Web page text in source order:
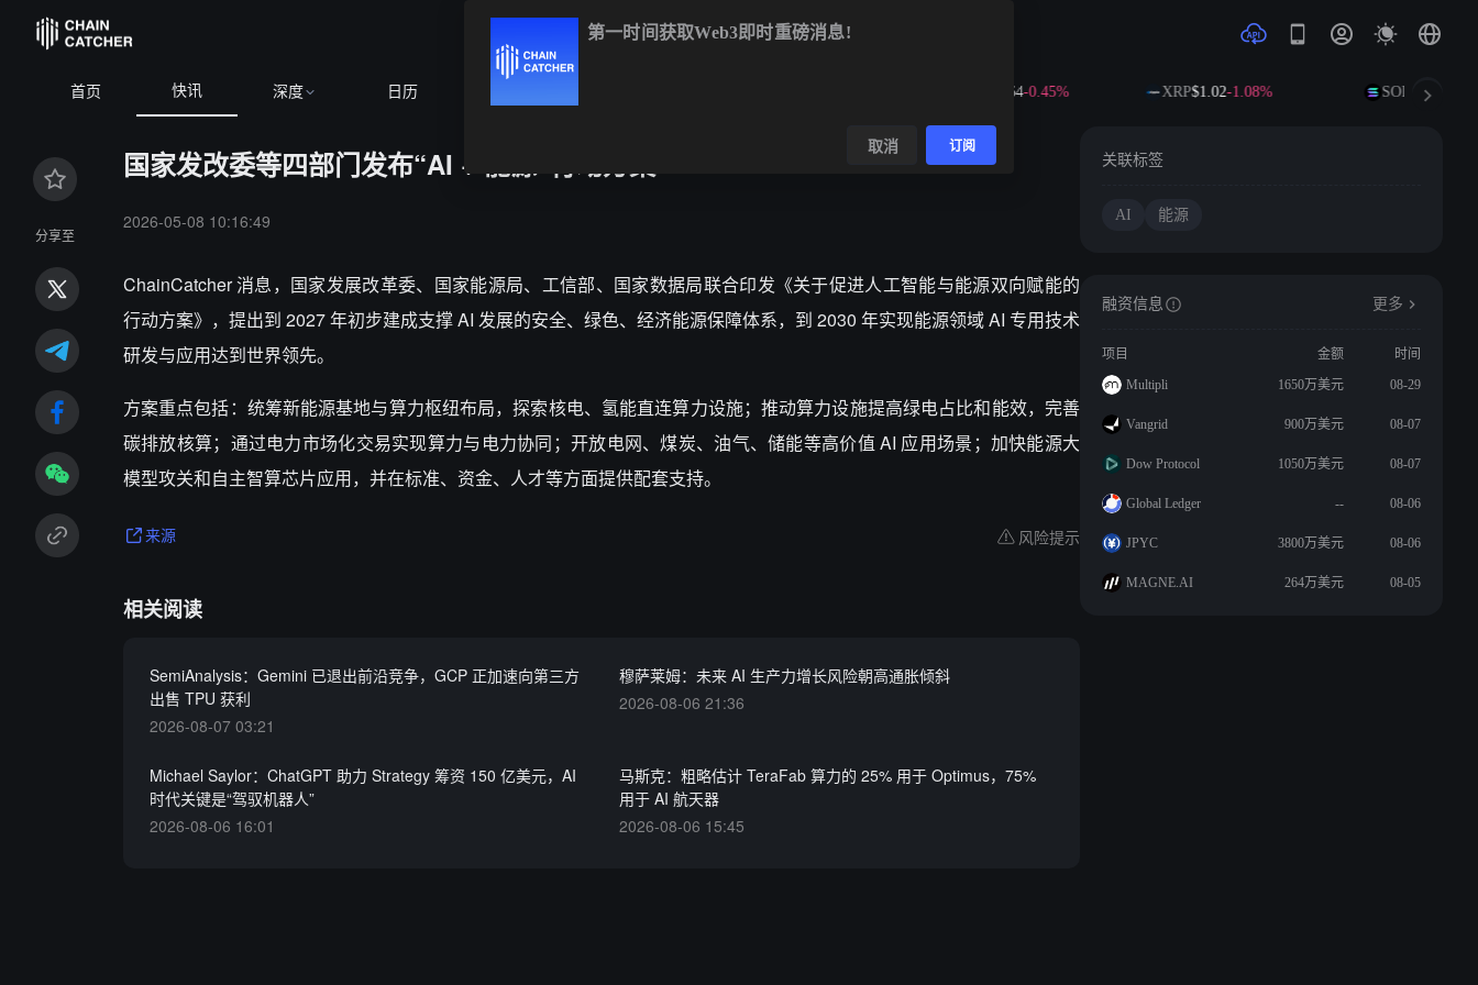
首页 快讯 深度 日历 $590.64-0.45% XRP$1.02-1.08% SOL$73.81
分享至
国家发改委等四部门发布“AI + 能源”行动方案
2026-05-08 10:16:49
ChainCatcher 消息，国家发展改革委、国家能源局、工信部、国家数据局联合印发《关于促进人工智能与能源双向赋能的
行动方案》，提出到 2027年初步建成支撑AI 发展的安全、绿色、经济能源保障体系，到 2030 年实现能源领域AI 专用技术
研发与应用达到世界领先。
方案重点包括：统筹新能源基地与算力枢纽布局，探索核电、氢能直连算力设施；推动算力设施提高绿电占比和能效，完善
碳排放核算；通过电力市场化交易实现算力与电力协同；开放电网、煤炭、油气、储能等高价值AI 应用场景；加快能源大
模型攻关和自主智算芯片应用，并在标准、资金、人才等方面提供配套支持。
来源 风险提示
相关阅读
SemiAnalysis：Gemini 已退出前沿竞争，GCP 正加速向第三方
出售 TPU 获利
2026-08-07 03:21
穆萨莱姆：未来 AI 生产力增长风险朝高通胀倾斜
2026-08-06 21:36
Michael Saylor：ChatGPT 助力 Strategy 筹资 150 亿美元，AI
时代关键是“驾驭机器人”
2026-08-06 16:01
马斯克：粗略估计 TeraFab 算力的 25% 用于 Optimus，75%
用于 AI 航天器
2026-08-06 15:45
关联标签
AI 能源
融资信息 更多
项目 金额
时间
Multipli
1650万美元 08-29
Vangrid 900万美元 08-07
Dow Protocol 1050万美元 08-07
Global Ledger -- 08-06
JPYC 3800万美元 08-06
MAGNE.AI 264万美元 08-05
第一时间获取Web3即时重磅消息!
取消 订阅